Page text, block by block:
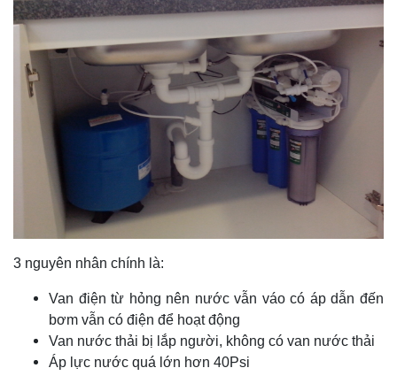
3 nguyên nhân chính là:
Van điện từ hỏng nên nước vẫn váo có áp dẫn đến
bơm vẫn có điện để hoạt động
Van nước thải bị lắp người, không có van nước thải
Áp lực nước quá lớn hơn 40Psi